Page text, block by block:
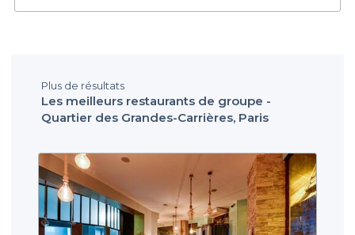
Plus de résultats
Les meilleurs restaurants de groupe -
Quartier des Grandes-Carrières, Paris